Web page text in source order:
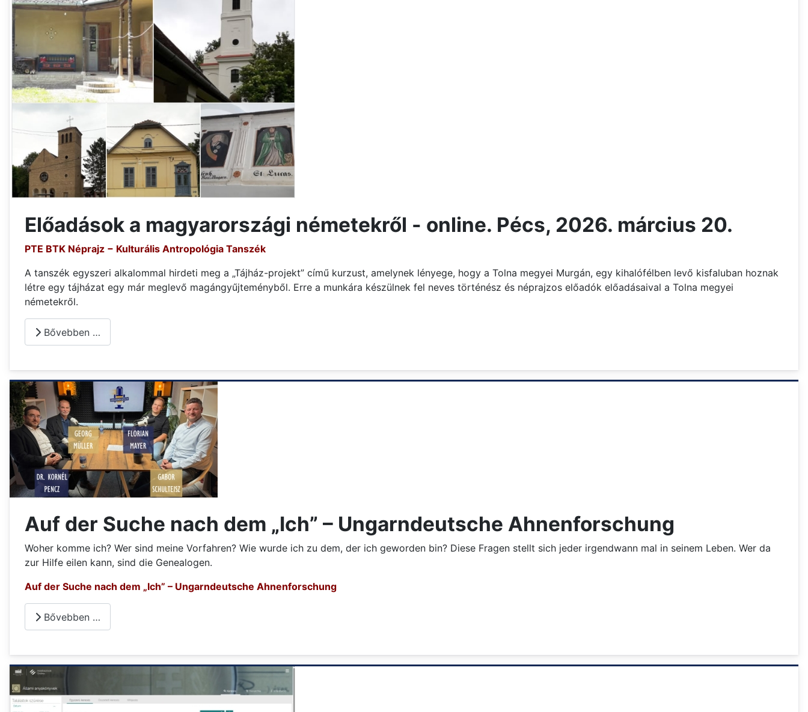
Előadások a magyarországi németekről - online. Pécs, 2026. március 20.
PTE BTK Néprajz − Kulturális Antropológia Tanszék
A tanszék egyszeri alkalommal hirdeti meg a „Tájház-projekt” című kurzust, amelynek lényege, hogy a Tolna megyei Murgán, egy kihalófélben levő kisfaluban hoznak
létre egy tájházat egy már meglevő magángyűjteményből. Erre a munkára készülnek fel neves történész és néprajzos előadók előadásaival a Tolna megyei
németekről.
Bővebben …
Auf der Suche nach dem „Ich” – Ungarndeutsche Ahnenforschung
Woher komme ich? Wer sind meine Vorfahren? Wie wurde ich zu dem, der ich geworden bin? Diese Fragen stellt sich jeder irgendwann mal in seinem Leben. Wer da
zur Hilfe eilen kann, sind die Genealogen.
Auf der Suche nach dem „Ich” – Ungarndeutsche Ahnenforschung
Bővebben …